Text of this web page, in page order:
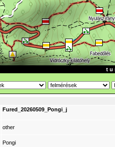
t u
Fured_20260509_Pongi_j
other
Pongi